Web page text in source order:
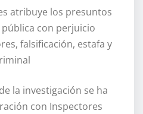
atribuye los presuntos
con perjuicio
falsificación, estafa y
la investigación se ha
con Inspectores